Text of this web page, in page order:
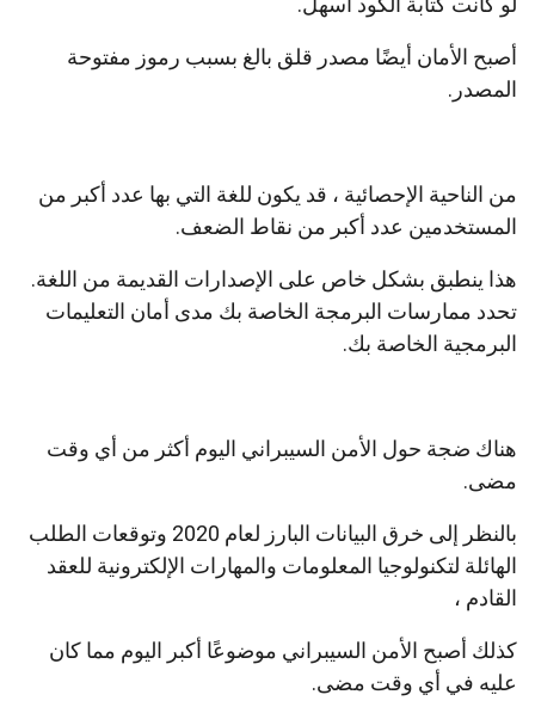
أصبح الأمان أيضًا مصدر قلق بالغ بسبب رموز مفتوحة
المصدر.
من الناحية الإحصائية ، قد يكون للغة التي بها عدد أكبر من
المستخدمين عدد أكبر من نقاط الضعف.
هذا ينطبق بشكل خاص على الإصدارات القديمة من اللغة.
تحدد ممارسات البرمجة الخاصة بك مدى أمان التعليمات
البرمجية الخاصة بك.
هناك ضجة حول الأمن السيبراني اليوم أكثر من أي وقت
مضى.
بالنظر إلى خرق البيانات البارز لعام 2020 وتوقعات الطلب
الهائلة لتكنولوجيا المعلومات والمهارات الإلكترونية للعقد
القادم ،
كذلك أصبح الأمن السيبراني موضوعًا أكبر اليوم مما كان
عليه في أي وقت مضى.